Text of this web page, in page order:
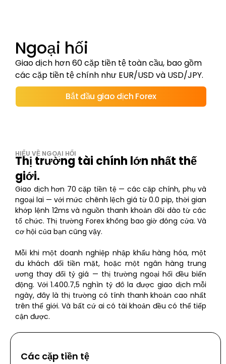
Ngoại hối
Giao dịch hơn 60 cặp tiền tệ toàn cầu, bao gồm
các cặp tiền tệ chính như EUR/USD và USD/JPY.
Bắt đầu giao dịch Forex
HIỂU VỀ NGOẠI HỐI
Thị trường tài chính lớn nhất thế
giới.
Giao dịch hơn 70 cặp tiền tệ — các cặp chính, phụ và
ngoại lai — với mức chênh lệch giá từ 0.0 pip, thời gian
khớp lệnh 12ms và nguồn thanh khoản dồi dào từ các
tổ chức. Thị trường Forex không bao giờ đóng cửa. Và
cơ hội của bạn cũng vậy.
Mỗi khi một doanh nghiệp nhập khẩu hàng hóa, một
du khách đổi tiền mặt, hoặc một ngân hàng trung
ương thay đổi tỷ giá — thị trường ngoại hối đều biến
động. Với 1.400.7,5 nghìn tỷ đô la được giao dịch mỗi
ngày, đây là thị trường có tính thanh khoản cao nhất
trên thế giới. Và bất cứ ai có tài khoản đều có thể tiếp
cận được.
Các cặp tiền tệ